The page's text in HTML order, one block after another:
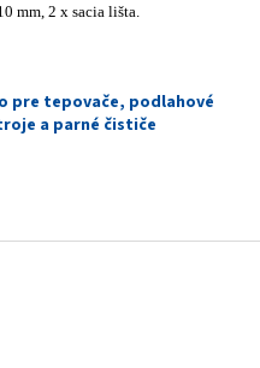
mm, 2 x sacia lišta.
pre tepovače, podlahové
a parné čističe